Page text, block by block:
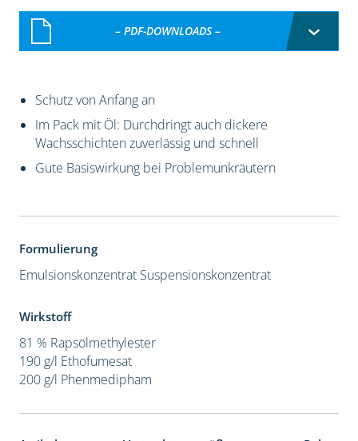
– PDF-DOWNLOADS –
Schutz von Anfang an
Im Pack mit Öl: Durchdringt auch dickere
Wachsschichten zuverlässig und schnell
Gute Basiswirkung bei Problemunkräutern
Formulierung
Emulsionskonzentrat Suspensionskonzentrat
Wirkstoff
81 % Rapsölmethylester
190 g/l Ethofumesat
200 g/l Phenmedipham